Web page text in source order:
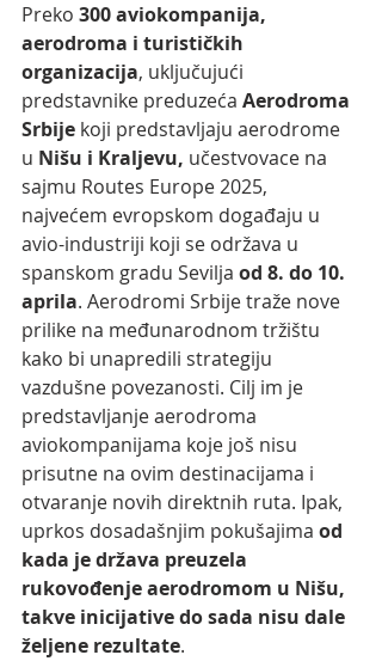
Preko 300 aviokompanija,
aerodroma i turističkih
organizacija, uključujući
predstavnike preduzeća Aerodroma
Srbije koji predstavljaju aerodrome
u Nišu i Kraljevu, učestvovace na
sajmu Routes Europe 2025,
najvećem evropskom događaju u
avio-industriji koji se održava u
spanskom gradu Sevilja od 8. do 10.
aprila. Aerodromi Srbije traže nove
prilike na međunarodnom tržištu
kako bi unapredili strategiju
vazdušne povezanosti. Cilj im je
predstavljanje aerodroma
aviokompanijama koje još nisu
prisutne na ovim destinacijama i
otvaranje novih direktnih ruta. Ipak,
uprkos dosadašnjim pokušajima od
kada je država preuzela
rukovođenje aerodromom u Nišu,
takve inicijative do sada nisu dale
željene rezultate.